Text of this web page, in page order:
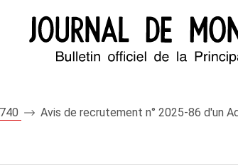
Avis de recrutement n° 2025-86 d'un